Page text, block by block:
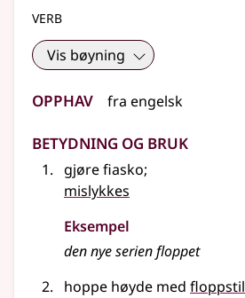
verb
Vis bøyning
Opphav fra engelsk
Betydning og bruk
gjøre fiasko;
mislykkes
Eksempel
den nye serien floppet
hoppe høyde med floppstil